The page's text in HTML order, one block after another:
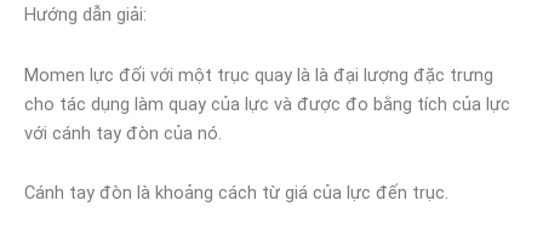
Hướng dẫn giải:
Momen lực đối với một trục quay là là đại lượng đặc trưng
cho tác dụng làm quay của lực và được đo bằng tích của lực
với cánh tay đòn của nó.
Cánh tay đòn là khoảng cách từ giá của lực đến trục.